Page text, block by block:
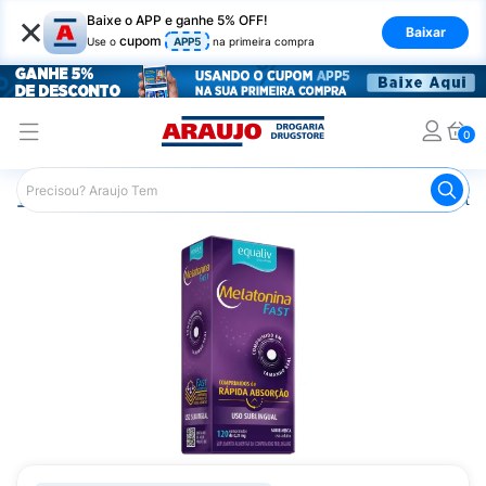
× Baixe o APP e ganhe 5% OFF!
Use o cupom APP5 na primeira compra
Baixar
0
Araujo Saúde e Bem Estar